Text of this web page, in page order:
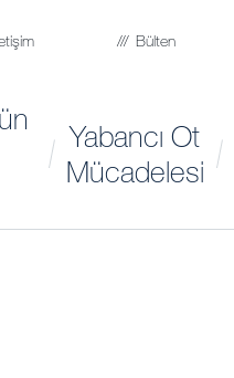
Bülten
Yabancı Ot
Mücadelesi